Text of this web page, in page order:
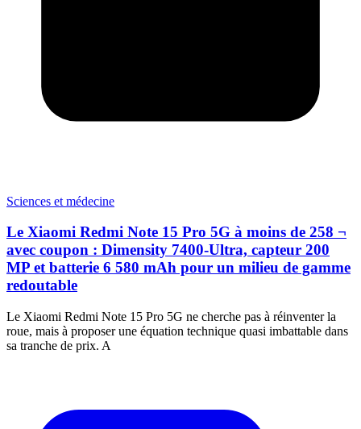
Sciences et médecine
Le Xiaomi Redmi Note 15 Pro 5G à moins de 258 ¬
avec coupon : Dimensity 7400-Ultra, capteur 200
MP et batterie 6 580 mAh pour un milieu de gamme
redoutable
Le Xiaomi Redmi Note 15 Pro 5G ne cherche pas à réinventer la
roue, mais à proposer une équation technique quasi imbattable dans
sa tranche de prix. A